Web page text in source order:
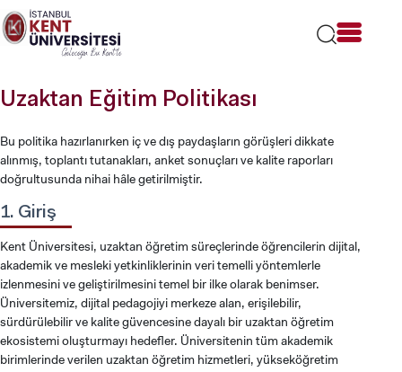
Lütfen
dikkat:
Bu
bir
sistemi
içerir.
Uzaktan Eğitim Politikası
Bu politika hazırlanırken iç ve dış paydaşların görüşleri dikkate
alınmış, toplantı tutanakları, anket sonuçları ve kalite raporları
doğrultusunda nihai hâle getirilmiştir.
1. Giriş
Kent Üniversitesi, uzaktan öğretim süreçlerinde öğrencilerin dijital,
akademik ve mesleki yetkinliklerinin veri temelli yöntemlerle
izlenmesini ve geliştirilmesini temel bir ilke olarak benimser.
Üniversitemiz, dijital pedagojiyi merkeze alan, erişilebilir,
sürdürülebilir ve kalite güvencesine dayalı bir uzaktan öğretim
ekosistemi oluşturmayı hedefler. Üniversitenin tüm akademik
birimlerinde verilen uzaktan öğretim hizmetleri, yükseköğretim